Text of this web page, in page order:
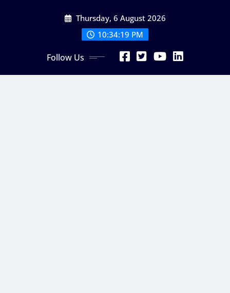
Thursday, 6 August 2026
10:34:20 PM
Follow Us